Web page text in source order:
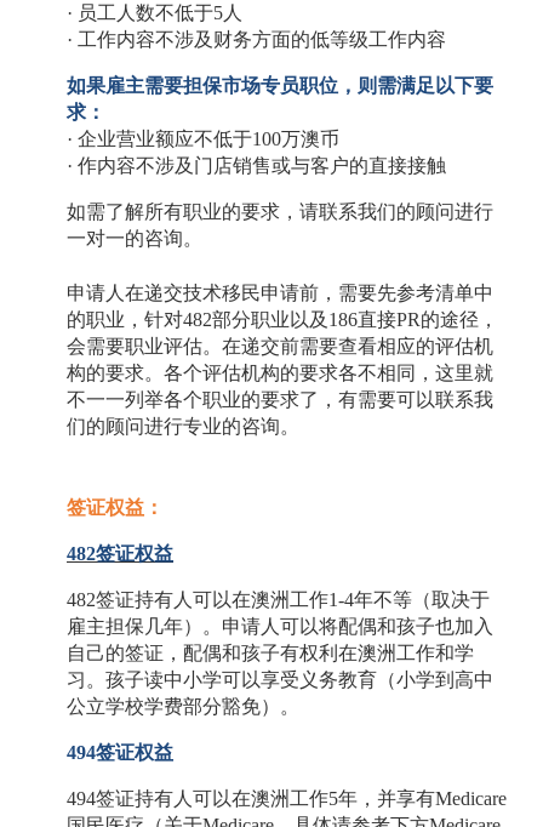
· 员工人数不低于5人
· 工作内容不涉及财务方面的低等级工作内容
如果雇主需要担保市场专员职位，则需满足以下要
求：
· 企业营业额应不低于100万澳币
· 作内容不涉及门店销售或与客户的直接接触
如需了解所有职业的要求，请联系我们的顾问进行
一对一的咨询。
申请人在递交技术移民申请前，需要先参考清单中
的职业，针对482部分职业以及186直接PR的途径，
会需要职业评估。在递交前需要查看相应的评估机
构的要求。各个评估机构的要求各不相同，这里就
不一一列举各个职业的要求了，有需要可以联系我
们的顾问进行专业的咨询。
签证权益：
482签证权益
482签证持有人可以在澳洲工作1-4年不等（取决于
雇主担保几年）。申请人可以将配偶和孩子也加入
自己的签证，配偶和孩子有权利在澳洲工作和学
习。孩子读中小学可以享受义务教育（小学到高中
公立学校学费部分豁免）。
494签证权益
494签证持有人可以在澳洲工作5年，并享有Medicare